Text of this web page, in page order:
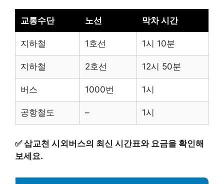
교통수단 노선 막차 시간
지하철 1호선 1시 10분
지하철 2호선 12시 50분
버스 1000번 1시
공항철도 – 1시
✅삽교천 시외버스의 최신 시간표와 요금을 확인해
보세요.